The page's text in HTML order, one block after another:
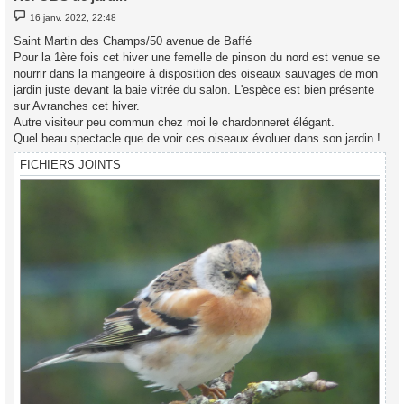
M
e
s
s
a
e
16 janv. 2022, 22:48
Saint Martin des Champs/50 avenue de Baffé
Pour la 1ère fois cet hiver une femelle de pinson du nord est venue se
nourrir dans la mangeoire à disposition des oiseaux sauvages de mon
jardin juste devant la baie vitrée du salon. L'espèce est bien présente
sur Avranches cet hiver.
Autre visiteur peu commun chez moi le chardonneret élégant.
Quel beau spectacle que de voir ces oiseaux évoluer dans son jardin !
FICHIERS JOINTS